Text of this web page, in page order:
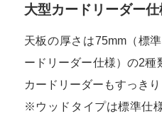
大型カードリーダー仕
天板の厚さは75mm（標
ードリーダー仕様）の2種
カードリーダーもすっきり
※ウッドタイプは標準仕